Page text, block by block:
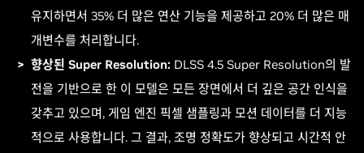
유지하면서 35% 더 많은 연산 기능을 제공하고 20% 더 많은 매
개변수를 처리합니다.
향상된 Super Resolution: DLSS 4.5 Super Resolution의 발
전을 기반으로 한 이 모델은 모든 장면에서 더 깊은 공간 인식을
갖추고 있으며, 게임 엔진 픽셀 샘플링과 모션 데이터를 더 지능
적으로 사용합니다. 그 결과, 조명 정확도가 향상되고 시간적 안